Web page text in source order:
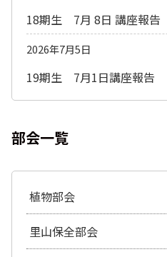
18期生 7月 8日 講座報告
2026年7月5日
19期生 7月1日講座報告
部会一覧
植物部会
里山保全部会